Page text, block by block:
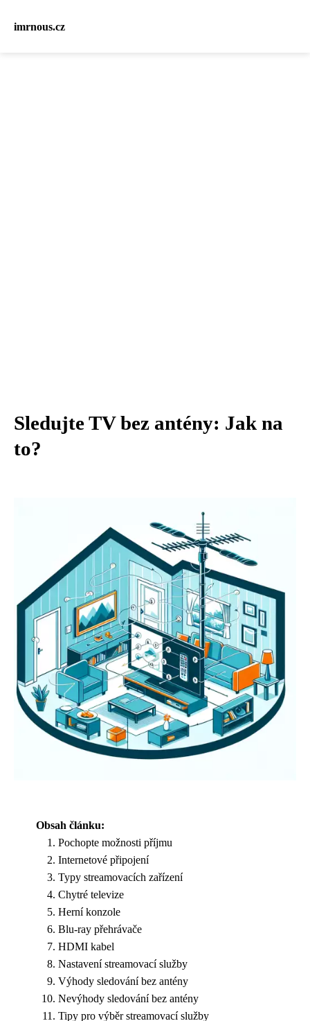
imrnous.cz
Sledujte TV bez antény: Jak na
to?
Obsah článku:
Pochopte možnosti příjmu
Internetové připojení
Typy streamovacích zařízení
Chytré televize
Herní konzole
Blu-ray přehrávače
HDMI kabel
Nastavení streamovací služby
Výhody sledování bez antény
Nevýhody sledování bez antény
Tipy pro výběr streamovací služby